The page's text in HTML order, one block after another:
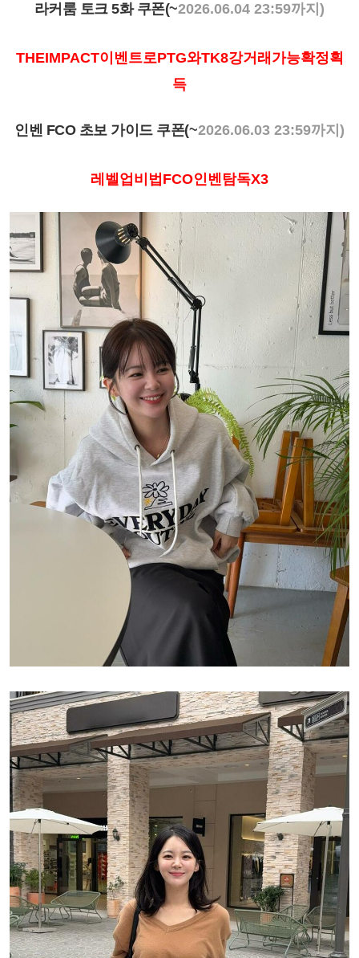
라커룸 토크 5화 쿠폰(~2026.06.04 23:59까지)
THEIMPACT이벤트로PTG와TK8강거래가능확정획
득
인벤 FCO 초보 가이드 쿠폰(~2026.06.03 23:59까지)
레벨업비법FCO인벤탐독X3